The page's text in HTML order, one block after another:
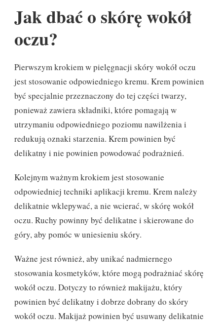
Jak dbać o skórę wokół
oczu?
Pierwszym krokiem w pielęgnacji skóry wokół oczu
jest stosowanie odpowiedniego kremu. Krem powinien
być specjalnie przeznaczony do tej części twarzy,
ponieważ zawiera składniki, które pomagają w
utrzymaniu odpowiedniego poziomu nawilżenia i
redukują oznaki starzenia. Krem powinien być
delikatny i nie powinien powodować podrażnień.
Kolejnym ważnym krokiem jest stosowanie
odpowiedniej techniki aplikacji kremu. Krem należy
delikatnie wklepywać, a nie wcierać, w skórę wokół
oczu. Ruchy powinny być delikatne i skierowane do
góry, aby pomóc w uniesieniu skóry.
Ważne jest również, aby unikać nadmiernego
stosowania kosmetyków, które mogą podrażniać skórę
wokół oczu. Dotyczy to również makijażu, który
powinien być delikatny i dobrze dobrany do skóry
wokół oczu. Makijaż powinien być usuwany delikatnie